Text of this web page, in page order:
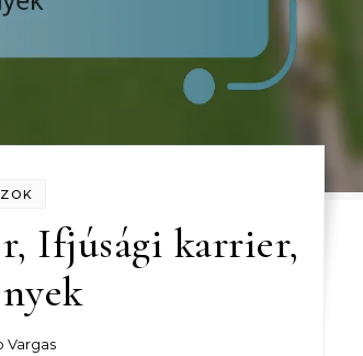
Ifjúsági karrier,
Vargas